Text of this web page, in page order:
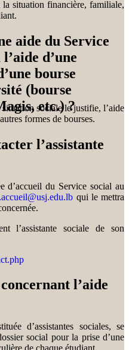
la situation financière, familiale,
aide du Service
d’une
bourse
(bourse
etc.) ?
sociale le justifie, l’aide
formes de bourses.
l’assistante
d’accueil du Service social au
qui le mettra
l’assistante sociale de son
l’aide
d’assistantes sociales, se
social pour la prise d’une